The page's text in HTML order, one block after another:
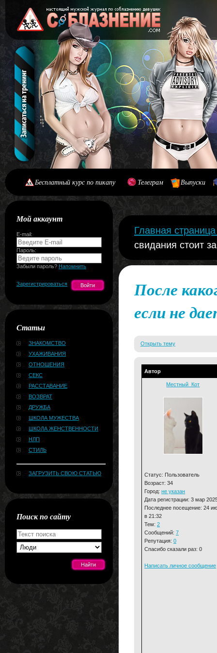
Бесплатный курс по пикапу Телеграм Выпуски
Мой аккаунт
E-mail:
Пароль:
Забыли пароль? Напомнить
Зарегистрироваться
Статьи
ЗНАКОМСТВО
УХАЖИВАНИЯ
ОТНОШЕНИЯ
СЕКС
РАССТАВАНИЕ
ВОЗВРАТ
ДРУЖБА
ШКОЛА МУЖЕСТВА
ШКОЛА ЖЕНСТВЕННОСТИ
НЛП
СТИЛЬ
ЗАГРУЗИТЬ СВОЮ СТАТЬЮ
Поиск по сайту
Главная
свидания стоит
После
если не
Открыть тему
Автор
Местный_Кот
Статус: Пользователь
Возраст: 34
Город: не указан
Дата регистрации: 3 мар
Последнее посещение: 24
в 21:32
Тем: 2
Сообщений: 7
Репутация: 0
Спасибо сказали раз: 0
Написать личное сообщение